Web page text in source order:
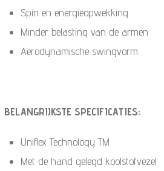
Spin en energieopwekking
Minder belasting van de armen
Aërodynamische swingvorm
BELANGRIJKSTE SPECIFICATIES:
Uniflex Technology TM
Met de hand gelegd koolstofvezel